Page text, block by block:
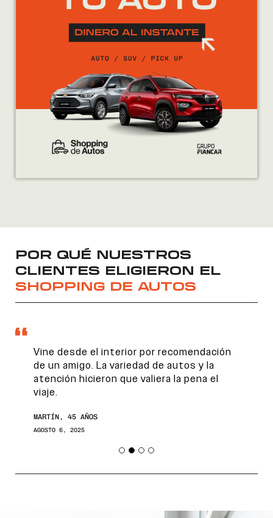
POR QUÉ NUESTROS
CLIENTES ELIGIERON EL
SHOPPING DE AUTOS
Vine desde el interior por recomendación
de un amigo. La variedad de autos y la
atención hicieron que valiera la pena el
viaje.
MARTÍN, 45 AÑOS
AGOSTO 6, 2025